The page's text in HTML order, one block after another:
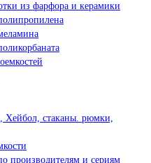
из фарфора и керамики
стаканы. рюмки,
производителям и сериям